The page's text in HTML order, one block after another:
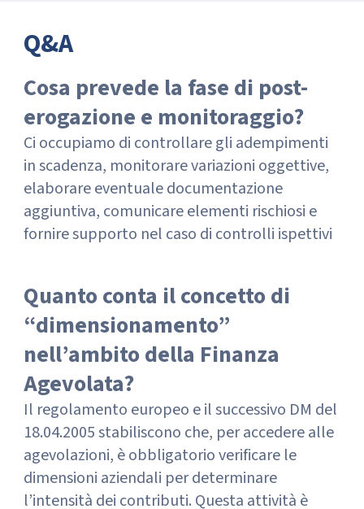
Q&A
Cosa prevede la fase di post-
erogazione e monitoraggio?
Ci occupiamo di controllare gli adempimenti
in scadenza, monitorare variazioni oggettive,
elaborare eventuale documentazione
aggiuntiva, comunicare elementi rischiosi e
fornire supporto nel caso di controlli ispettivi
Quanto conta il concetto di
“dimensionamento”
nell’ambito della Finanza
Agevolata?
Il regolamento europeo e il successivo DM del
18.04.2005 stabiliscono che, per accedere alle
agevolazioni, è obbligatorio verificare le
dimensioni aziendali per determinare
l’intensità dei contributi. Questa attività è